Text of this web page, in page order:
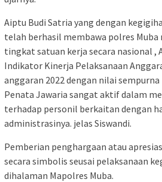
Aiptu Budi Satria yang dengan
telah berhasil membawa polres Muba
tingkat satuan kerja secara nasional ,
Indikator Kinerja Pelaksanaan
anggaran 2022 dengan nilai
Penata Jawaria sangat aktif dalam
terhadap personil berkaitan dengan
administrasinya. jelas Siswandi.
Pemberian penghargaan atau
secara simbolis seusai pelaksanaan
dihalaman Mapolres Muba.